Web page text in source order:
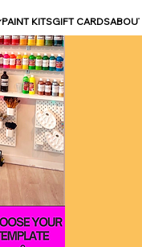
PAINT KITSGIFT CARDS